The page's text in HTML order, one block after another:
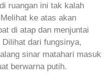
ruangan ini tak kalah
ke atas akan
di atap dan menjuntai
dari fungsinya,
sinar matahari masuk
berwarna putih.